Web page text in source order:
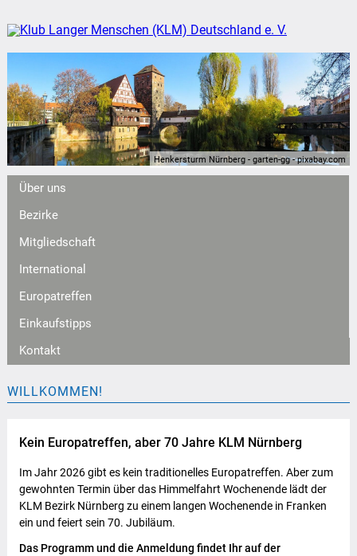
Henkersturm Nürnberg - garten-gg - pixabay.com
Über uns
Bezirke
Mitgliedschaft
International
Europatreffen
Einkaufstipps
Kontakt
WILLKOMMEN!
Kein Europatreffen, aber 70 Jahre KLM Nürnberg
Im Jahr 2026 gibt es kein traditionelles Europatreffen. Aber zum
gewohnten Termin über das Himmelfahrt Wochenende lädt der
KLM Bezirk Nürnberg zu einem langen Wochenende in Franken
ein und feiert sein 70. Jubiläum.
Das Programm und die Anmeldung findet Ihr auf der